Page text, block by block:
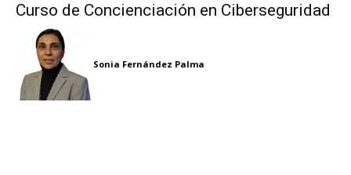
Curso de Concienciación en Ciberseguridad
Sonia Fernández Palma